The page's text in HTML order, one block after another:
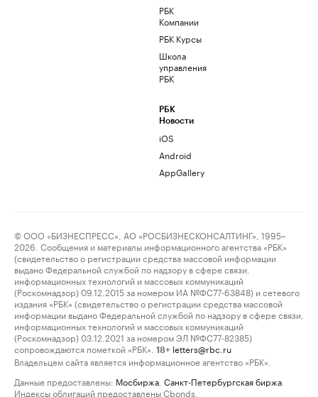
РБК
Компании
РБК Курсы
Школа
управления
РБК
РБК
Новости
iOS
Android
AppGallery
© ООО «БИЗНЕСПРЕСС», АО «РОСБИЗНЕСКОНСАЛТИНГ», 1995–
2026. Сообщения и материалы информационного агентства «РБК»
(свидетельство о регистрации средства массовой информации
выдано Федеральной службой по надзору в сфере связи,
информационных технологий и массовых коммуникаций
(Роскомнадзор) 09.12.2015 за номером ИА №ФС77-63848) и сетевого
издания «РБК» (свидетельство о регистрации средства массовой
информации выдано Федеральной службой по надзору в сфере связи,
информационных технологий и массовых коммуникаций
(Роскомнадзор) 03.12.2021 за номером ЭЛ №ФС77-82385)
сопровождаются пометкой «РБК».
18+ letters@rbc.ru
Владельцем сайта является информационное агентство «РБК».
Данные предоставлены: Мосбиржа Санкт-Петербургская биржа
Индексы облигаций предоставлены Cbonds.